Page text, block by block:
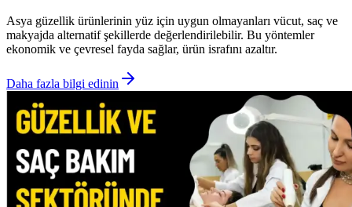
Asya güzellik ürünlerinin yüz için uygun olmayanları vücut, saç ve
makyajda alternatif şekillerde değerlendirilebilir. Bu yöntemler
ekonomik ve çevresel fayda sağlar, ürün israfını azaltır.
Daha fazla bilgi edinin